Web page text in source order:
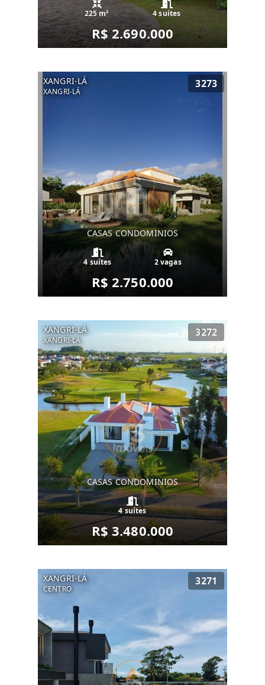
225 m² 4 suítes
R$ 2.690.000
XANGRI-LÁ
XANGRI-LÁ
3273
CASAS CONDOMINIOS
4 suítes 2 vagas
R$ 2.750.000
XANGRI-LÁ
XANGRI-LÁ
3272
CASAS CONDOMINIOS
4 suítes
R$ 3.480.000
XANGRI-LÁ
CENTRO
3271